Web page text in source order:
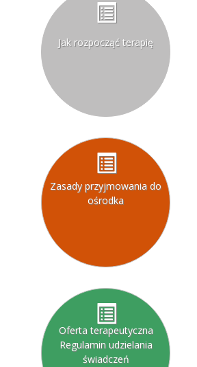
Jak rozpocząć terapię
Zasady przyjmowania do
ośrodka
Oferta terapeutyczna
Regulamin udzielania
świadczeń